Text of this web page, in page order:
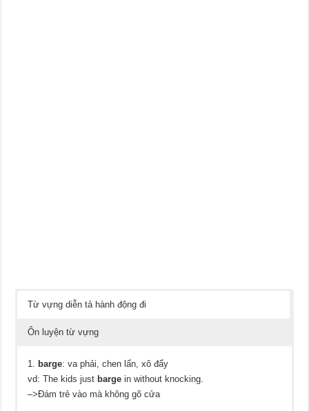
Từ vựng diễn tả hành động đi
Ôn luyện từ vựng
1. barge: va phải, chen lấn, xô đẩy
vd: The kids just barge in without knocking.
–>Đám trẻ vào mà không gõ cửa